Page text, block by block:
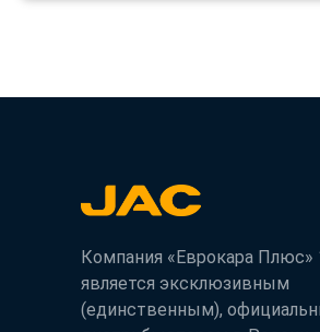
Компания «Еврокара Плюс»
является эксклюзивным
(единственным),